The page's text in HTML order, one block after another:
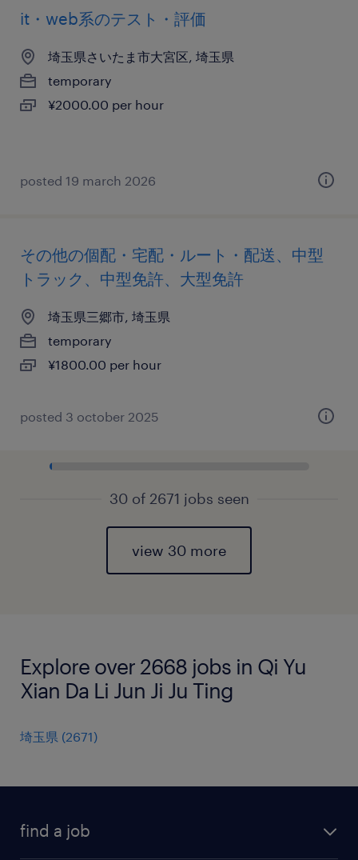
it・web系のテスト・評価
埼玉県さいたま市大宮区, 埼玉県
temporary
¥2000.00 per hour
posted 19 march 2026
その他の個配・宅配・ルート・配送、中型
トラック、中型免許、大型免許
埼玉県三郷市, 埼玉県
temporary
¥1800.00 per hour
posted 3 october 2025
30 of 2671 jobs seen
view 30 more
Explore over 2668 jobs in Qi Yu
Xian Da Li Jun Ji Ju Ting
埼玉県 (2671)
find a job